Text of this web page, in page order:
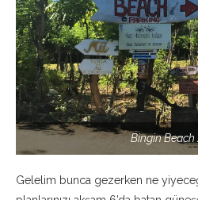
Bingin
Gelelim bunca gezerken ne